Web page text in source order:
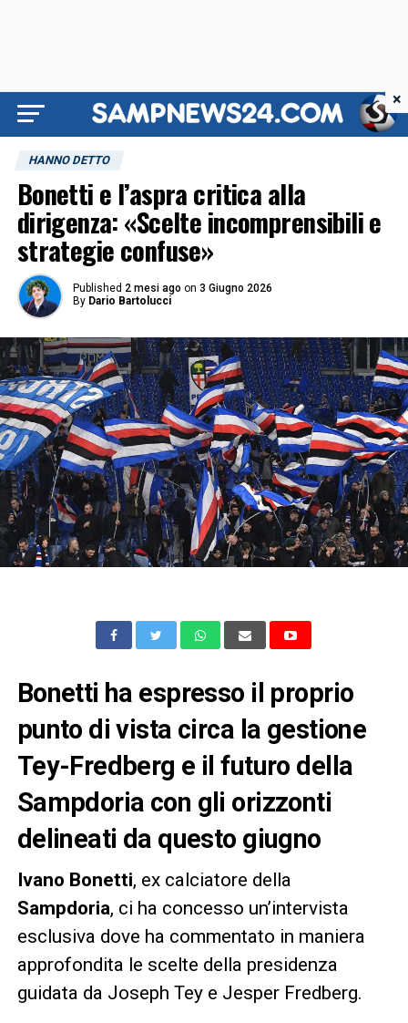
HANNO DETTO
Bonetti e l’aspra critica alla
dirigenza: «Scelte incomprensibili e
strategie confuse»
Published 2 mesi ago on 3 Giugno 2026
By Dario Bartolucci
Bonetti ha espresso il proprio
punto di vista circa la gestione
Tey-Fredberg e il futuro della
Sampdoria con gli orizzonti
delineati da questo giugno
Ivano Bonetti, ex calciatore della
Sampdoria, ci ha concesso un’intervista
esclusiva dove ha commentato in maniera
approfondita le scelte della presidenza
guidata da Joseph Tey e Jesper Fredberg.
×